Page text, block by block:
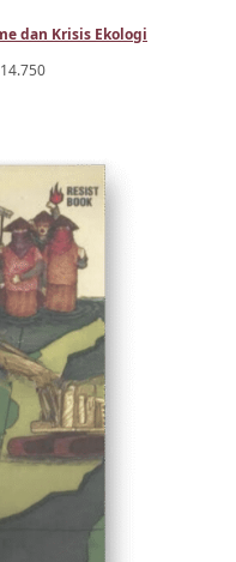
dan Krisis Ekologi
Harga
Rp114.750.